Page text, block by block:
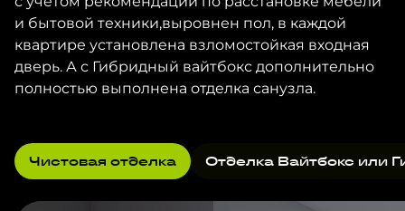
и бытовой техники,выровнен пол, в каждой
квартире установлена взломостойкая входная
дверь. А с Гибридный вайтбокс дополнительно
полностью выполнена отделка санузла.
Чистовая отделка Отделка Вайтбокс или